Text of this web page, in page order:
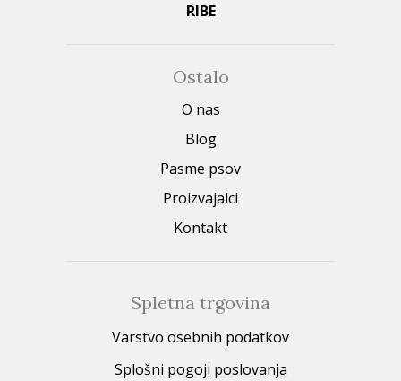
RIBE
Ostalo
O nas
Blog
Pasme psov
Proizvajalci
Kontakt
Spletna trgovina
Varstvo osebnih podatkov
Splošni pogoji poslovanja